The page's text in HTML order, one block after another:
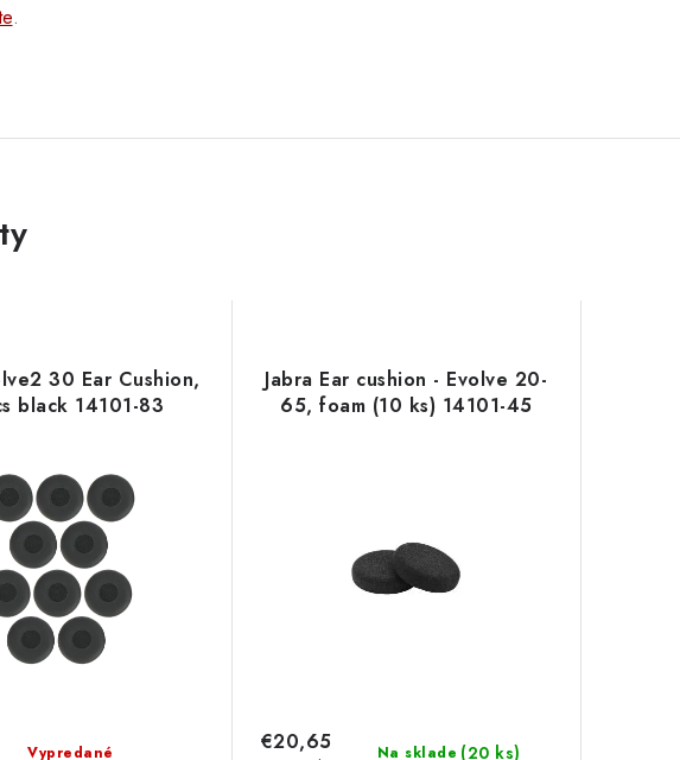
.
30 Ear Cushion,
black 14101-83
Vypredané
Jabra Ear cushion - Evolve 20-
65, foam (10 ks) 14101-45
Na sklade (20 ks)
€20,65